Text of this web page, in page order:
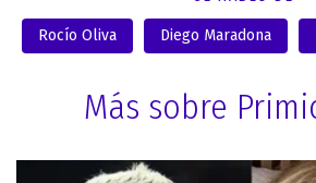
Rocío Oliva Diego Maradona
Más sobre